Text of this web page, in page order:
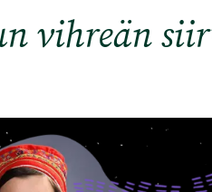
vihreän